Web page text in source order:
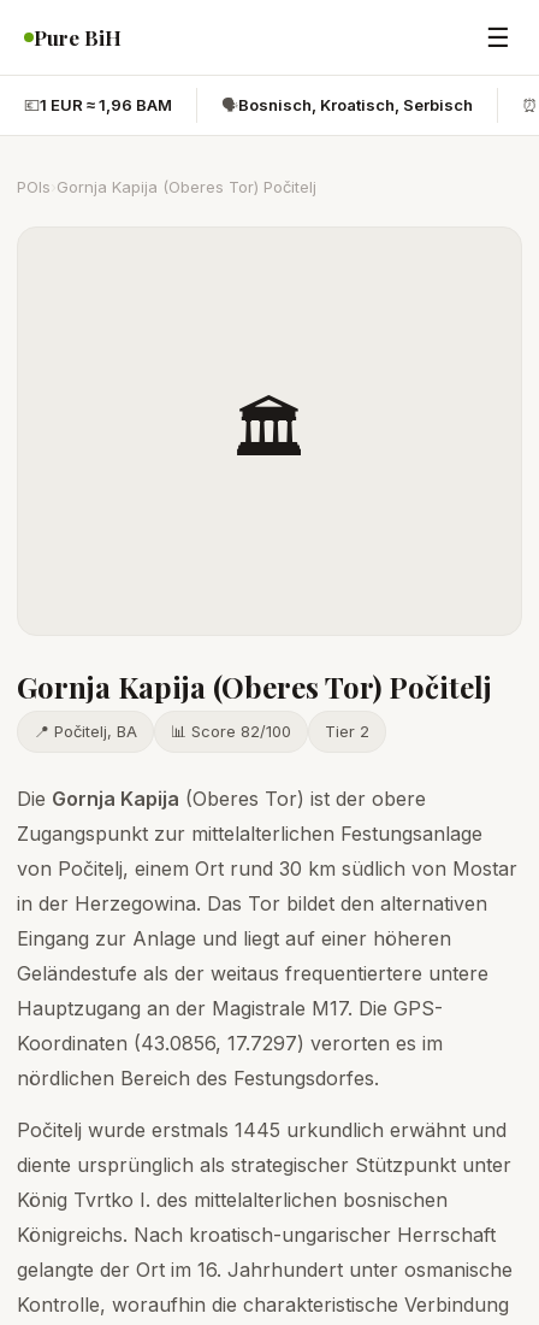
Pure BiH ☰
💶1 EUR ≈ 1,96 BAM 🗣️Bosnisch, Kroatisch, Serbisch ⏰
POIs Gornja Kapija (Oberes Tor) Počitelj
🏛️
Gornja Kapija (Oberes Tor) Počitelj
📍 Počitelj, BA 📊 Score 82/100 Tier 2
Die Gornja Kapija (Oberes Tor) ist der obere
Zugangspunkt zur mittelalterlichen Festungsanlage
von Počitelj, einem Ort rund 30 km südlich von Mostar
in der Herzegowina. Das Tor bildet den alternativen
Eingang zur Anlage und liegt auf einer höheren
Geländestufe als der weitaus frequentiertere untere
Hauptzugang an der Magistrale M17. Die GPS-
Koordinaten (43.0856, 17.7297) verorten es im
nördlichen Bereich des Festungsdorfes.
Počitelj wurde erstmals 1445 urkundlich erwähnt und
diente ursprünglich als strategischer Stützpunkt unter
König Tvrtko I. des mittelalterlichen bosnischen
Königreichs. Nach kroatisch-ungarischer Herrschaft
gelangte der Ort im 16. Jahrhundert unter osmanische
Kontrolle, woraufhin die charakteristische Verbindung